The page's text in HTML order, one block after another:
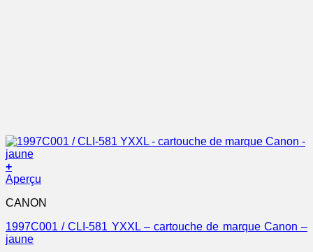
+
Aperçu
CANON
1997C001 / CLI-581 YXXL – cartouche de marque Canon –
jaune